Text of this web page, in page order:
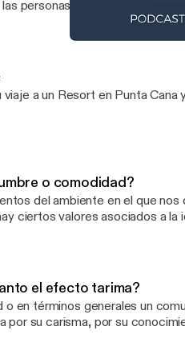
personas tenían un lugar de
contacto con sus colegas y
propias, codificadas y no
han tendido a atomizarse, ya
mixtos de presencialidad,
manejarse. Mi primera pregunta
laboral les haya impuesto
a un Resort en Punta Cana
o comodidad?
del ambiente en el que nos
ciertos valores asociados a la
la responsabilidad, la
hay ambientes y
la misoginia, la homofobia
también a la idea ultra
o Clint Eastwood. Mi
consideran que ha sido
el efecto tarima?
o en términos generales un
por su carisma, por su
fascinación puede tomar varias